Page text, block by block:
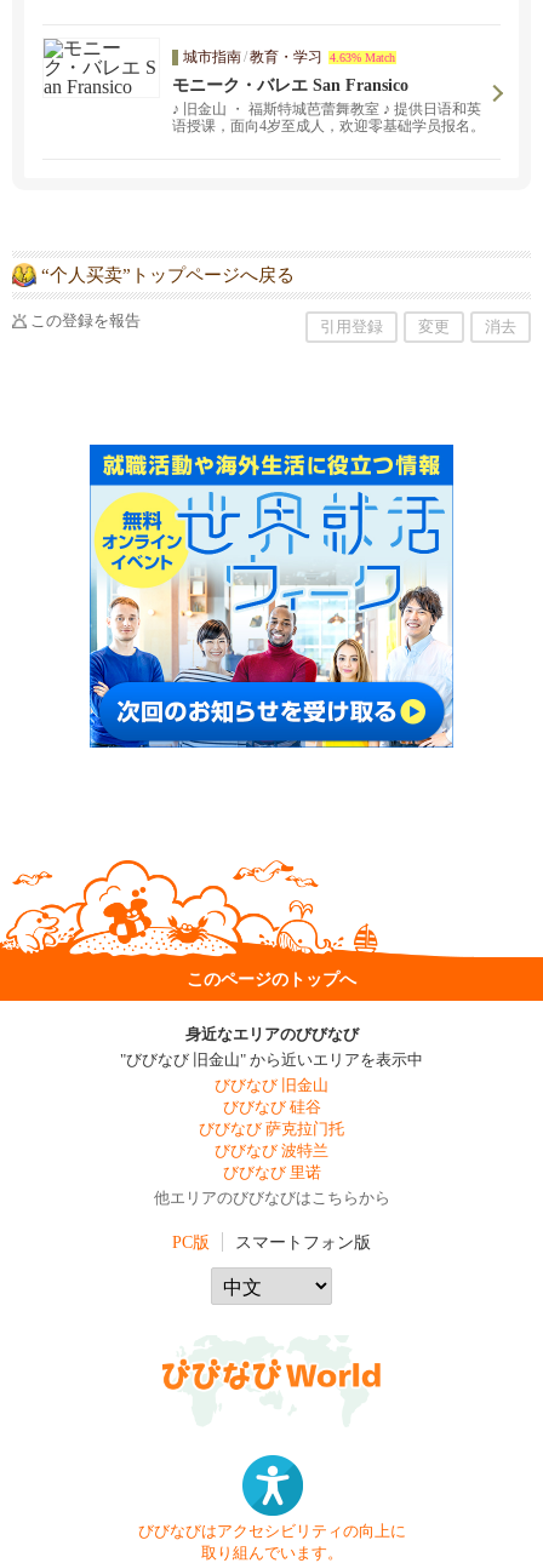
城市指南/教育・学习 4.63% Match
モニーク・バレエ San Fransico
♪ 旧金山 ・ 福斯特城芭蕾舞教室 ♪ 提供日语和英
语授课，面向4岁至成人，欢迎零基础学员报名。
“个人买卖”トップページへ戻る
この登録を報告 引用登録 変更 消去
このページのトップへ
身近なエリアのびびなび
"びびなび 旧金山" から近いエリアを表示中
びびなび 旧金山
びびなび 硅谷
びびなび 萨克拉门托
びびなび 波特兰
びびなび 里诺
他エリアのびびなびはこちらから
PC版 スマートフォン版
びびなびはアクセシビリティの向上に
取り組んでいます。